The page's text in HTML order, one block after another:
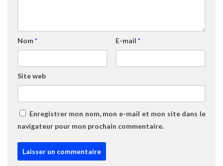
Nom* E-mail *
Site web
Enregistrer mon nom, mon e-mail et mon site dans le
navigateur pour mon prochain commentaire.